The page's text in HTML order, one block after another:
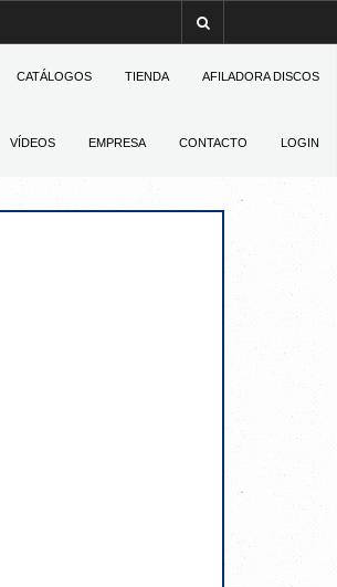
CATÁLOGOS TIENDA AFILADORA DISCOS
VÍDEOS EMPRESA CONTACTO LOGIN